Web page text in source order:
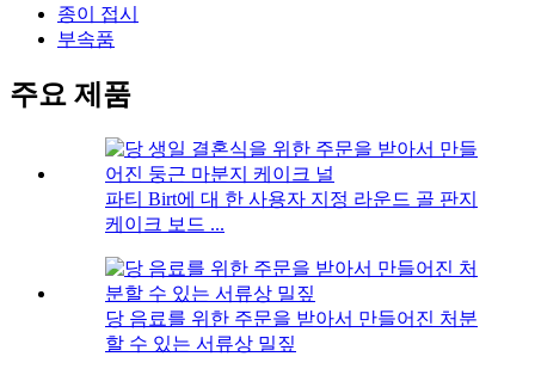
종이 접시
부속품
주요 제품
파티 Birt에 대 한 사용자 지정 라운드 골 판지
케이크 보드 ...
당 음료를 위한 주문을 받아서 만들어진 처분
할 수 있는 서류상 밀짚